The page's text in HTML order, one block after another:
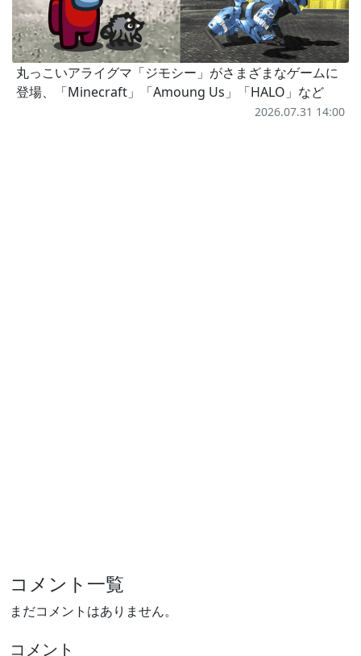
丸っこいアライグマ「ジモシー」がさまざまなゲームに
登場、「Minecraft」「Amoung Us」「HALO」など
2026.07.31 14:00
コメント一覧
まだコメントはありません。
コメント